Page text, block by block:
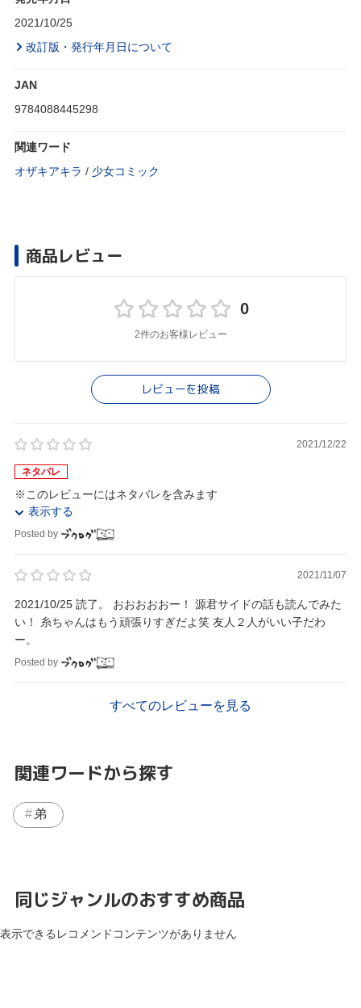
2021/10/25
改訂版・発行年月日について
JAN
9784088445298
関連ワード
オザキアキラ / 少女コミック
商品レビュー
0
2件のお客様レビュー
レビューを投稿
2021/12/22
ネタバレ
※このレビューにはネタバレを含みます
表示する
Posted by
2021/11/07
2021/10/25 読了。 おおおおおー！ 源君サイドの話も読んでみた
い！ 糸ちゃんはもう頑張りすぎだよ笑 友人２人がいい子だわ
ー。
Posted by
すべてのレビューを見る
関連ワードから探す
弟
同じジャンルのおすすめ商品
表示できるレコメンドコンテンツがありません